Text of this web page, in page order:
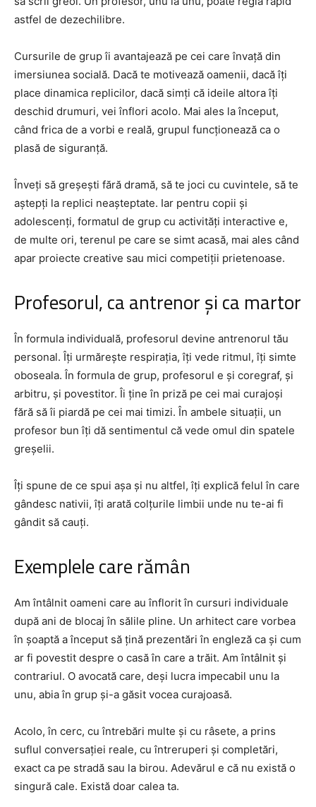
astfel de dezechilibre.
Cursurile de grup îi avantajează pe cei care învață din
imersiunea socială. Dacă te motivează oamenii, dacă îți
place dinamica replicilor, dacă simți că ideile altora îți
deschid drumuri, vei înflori acolo. Mai ales la început,
când frica de a vorbi e reală, grupul funcționează ca o
plasă de siguranță.
Înveți să greșești fără dramă, să te joci cu cuvintele, să te
aștepți la replici neașteptate. Iar pentru copii și
adolescenți, formatul de grup cu activități interactive e,
de multe ori, terenul pe care se simt acasă, mai ales când
apar proiecte creative sau mici competiții prietenoase.
Profesorul, ca antrenor și ca martor
În formula individuală, profesorul devine antrenorul tău
personal. Îți urmărește respirația, îți vede ritmul, îți simte
oboseala. În formula de grup, profesorul e și coregraf, și
arbitru, și povestitor. Îi ține în priză pe cei mai curajoși
fără să îi piardă pe cei mai timizi. În ambele situații, un
profesor bun îți dă sentimentul că vede omul din spatele
greșelii.
Îți spune de ce spui așa și nu altfel, îți explică felul în care
gândesc nativii, îți arată colțurile limbii unde nu te-ai fi
gândit să cauți.
Exemplele care rămân
Am întâlnit oameni care au înflorit în cursuri individuale
după ani de blocaj în sălile pline. Un arhitect care vorbea
în șoaptă a început să țină prezentări în engleză ca și cum
ar fi povestit despre o casă în care a trăit. Am întâlnit și
contrariul. O avocată care, deși lucra impecabil unu la
unu, abia în grup și-a găsit vocea curajoasă.
Acolo, în cerc, cu întrebări multe și cu râsete, a prins
suflul conversației reale, cu întreruperi și completări,
exact ca pe stradă sau la birou. Adevărul e că nu există o
singură cale. Există doar calea ta.